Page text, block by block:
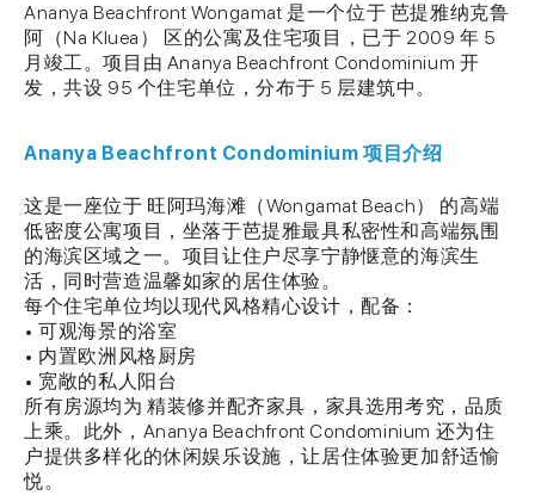
Ananya Beachfront Wongamat 是一个位于 芭提雅纳克鲁
阿（Na Kluea） 区的公寓及住宅项目，已于 2009 年 5
月竣工。项目由 Ananya Beachfront Condominium 开
发，共设 95 个住宅单位，分布于 5 层建筑中。
Ananya Beachfront Condominium 项目介绍
这是一座位于 旺阿玛海滩（Wongamat Beach） 的高端
低密度公寓项目，坐落于芭提雅最具私密性和高端氛围
的海滨区域之一。项目让住户尽享宁静惬意的海滨生
活，同时营造温馨如家的居住体验。
每个住宅单位均以现代风格精心设计，配备：
• 可观海景的浴室
• 内置欧洲风格厨房
• 宽敞的私人阳台
所有房源均为 精装修并配齐家具，家具选用考究，品质
上乘。此外，Ananya Beachfront Condominium 还为住
户提供多样化的休闲娱乐设施，让居住体验更加舒适愉
悦。